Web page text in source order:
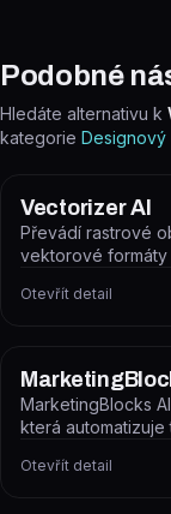
Podobné
Hledáte alternativu k
kategorie Designový
Vectorizer AI
Převádí rastrové
vektorové formáty
Otevřít detail
MarketingBlocks
která automatizuje
Otevřít detail